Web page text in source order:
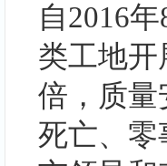
自2016
类工地开
倍，质量
死亡、零